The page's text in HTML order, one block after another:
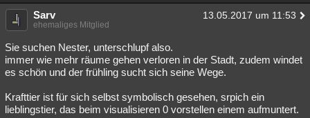
Sarv 13.05.2017 um 11:53
ehemaliges Mitglied
Sie suchen Nester, unterschlupf also.
immer wie mehr räume gehen verloren in der Stadt, zudem windet
es schön und der frühling sucht sich seine Wege.
Krafttier ist für sich selbst symbolisch gesehen, srpich ein
lieblingstier, das beim visualisieren 0 vorstellen einem aufmuntert.